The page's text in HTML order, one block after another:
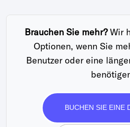
Brauchen Sie mehr?Wir
Optionen, wenn Sie
Benutzer oder eine
BUCHEN SIE EINE